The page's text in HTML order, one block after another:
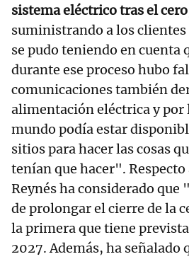
sistema eléctrico tras el cero
suministrando a los clientes
se pudo teniendo en cuenta
durante ese proceso hubo
comunicaciones también
alimentación eléctrica y por
mundo podía estar
sitios para hacer las cosas
tenían que hacer". Respecto
Reynés ha considerado que
de prolongar el cierre de la
la primera que tiene
2027. Además, ha señalado